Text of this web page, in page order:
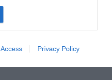
Privacy Policy